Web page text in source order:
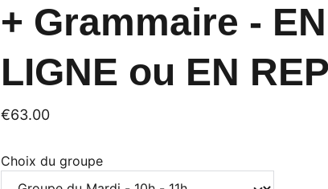
+ Grammaire - EN
LIGNE ou EN
€63.00
Choix du groupe